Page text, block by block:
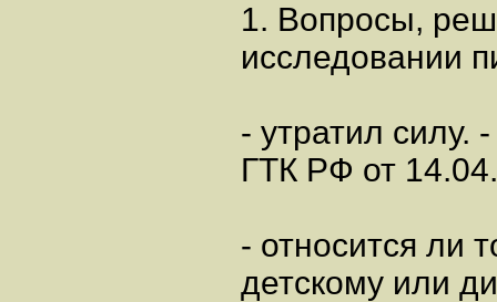
1. Вопросы,
исследовании
- утратил силу.
ГТК РФ от
- относится ли
детскому или